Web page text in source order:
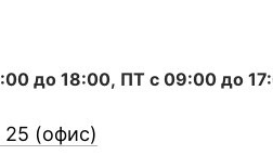
до 18:00, ПТ с 09:00 до
25 (офис)